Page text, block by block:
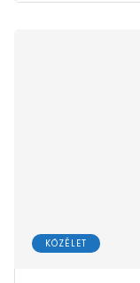
KÖZÉLET